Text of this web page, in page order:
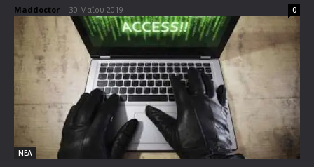
Maddoctor - 30 Μαΐου 2019 0
ΝΕΑ